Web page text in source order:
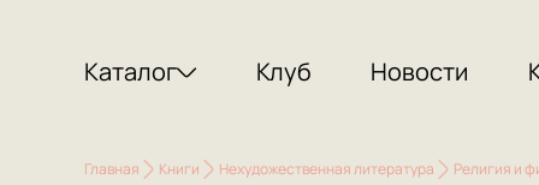
Каталог Клуб Новости
Главная Книги Нехудожественная литература Религия и